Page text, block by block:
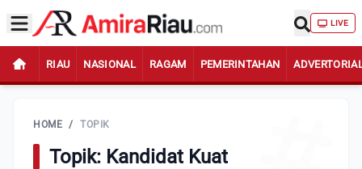
LIVE
RIAU NASIONAL RAGAM PEMERINTAHAN
HOME / TOPIK
Topik: Kandidat Kuat